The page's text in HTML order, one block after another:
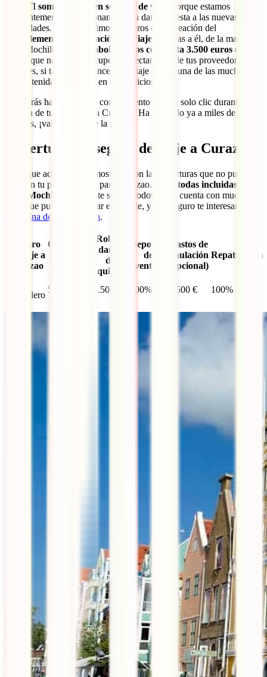
En IATI somos líderes en seguros de viaje
porque estamos
constantemente evolucionando para dar respuesta a las nuevas
necesidades. Por ello, fuimos pioneros en la creación del
Complemento de Anulación de Viaje . Gracias a él, de la mano del
IATI Mochilero,
te reembolsaremos con hasta 3.500 euros de los
gastos que no puedas recuperar directamente de tus proveedores
oficiales, si tienes que cancelar el viaje por alguna de las muchas
causas tenidas en cuenta en el condicionado.
Te podrás hacer con este complemento con un solo clic durante la
compra de tu seguro para Curazao. Ha ayudado ya a miles de
viajeros, ¡vale totalmente la pena!
Cobertura del seguro de viaje a Curazao
Estas que acabamos de mostrarte son las coberturas que no pueden
faltar en tu póliza viajera para Curazao. Están
todas incluidas en el
IATI Mochilero
pero este seguro todoterreno cuenta con muchas
otras que puedes consultar en detalle, y que seguro te interesan, en
su página de contratación.
Seguro
de viaje a
Curazao
Cobertura
Robo y
daños
de
equipaje
Deportes
de
aventura
Gastos de
anulación
(opcional)
Repatriación
Mochilero
500.000 € 1.500 € 100% 3.500 € 100%